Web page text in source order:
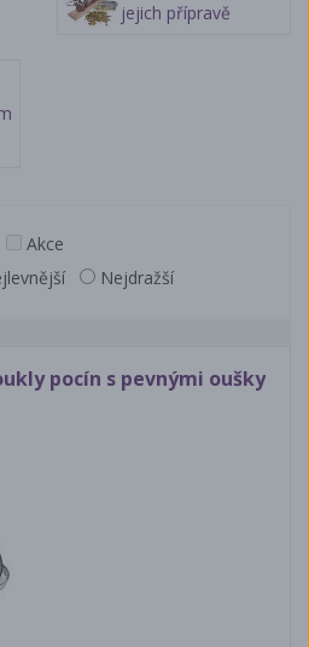
jejich přípravě
Akce
Nejdražší
pocín s pevnými oušky